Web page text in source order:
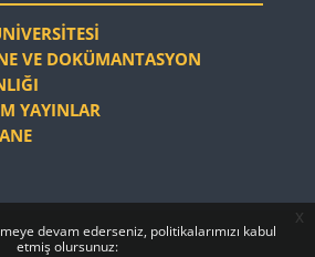
devam ederseniz, politikalarımızı kabul
etmiş olursunuz:
x
VE DOKÜMANTASYON
YAYINLAR